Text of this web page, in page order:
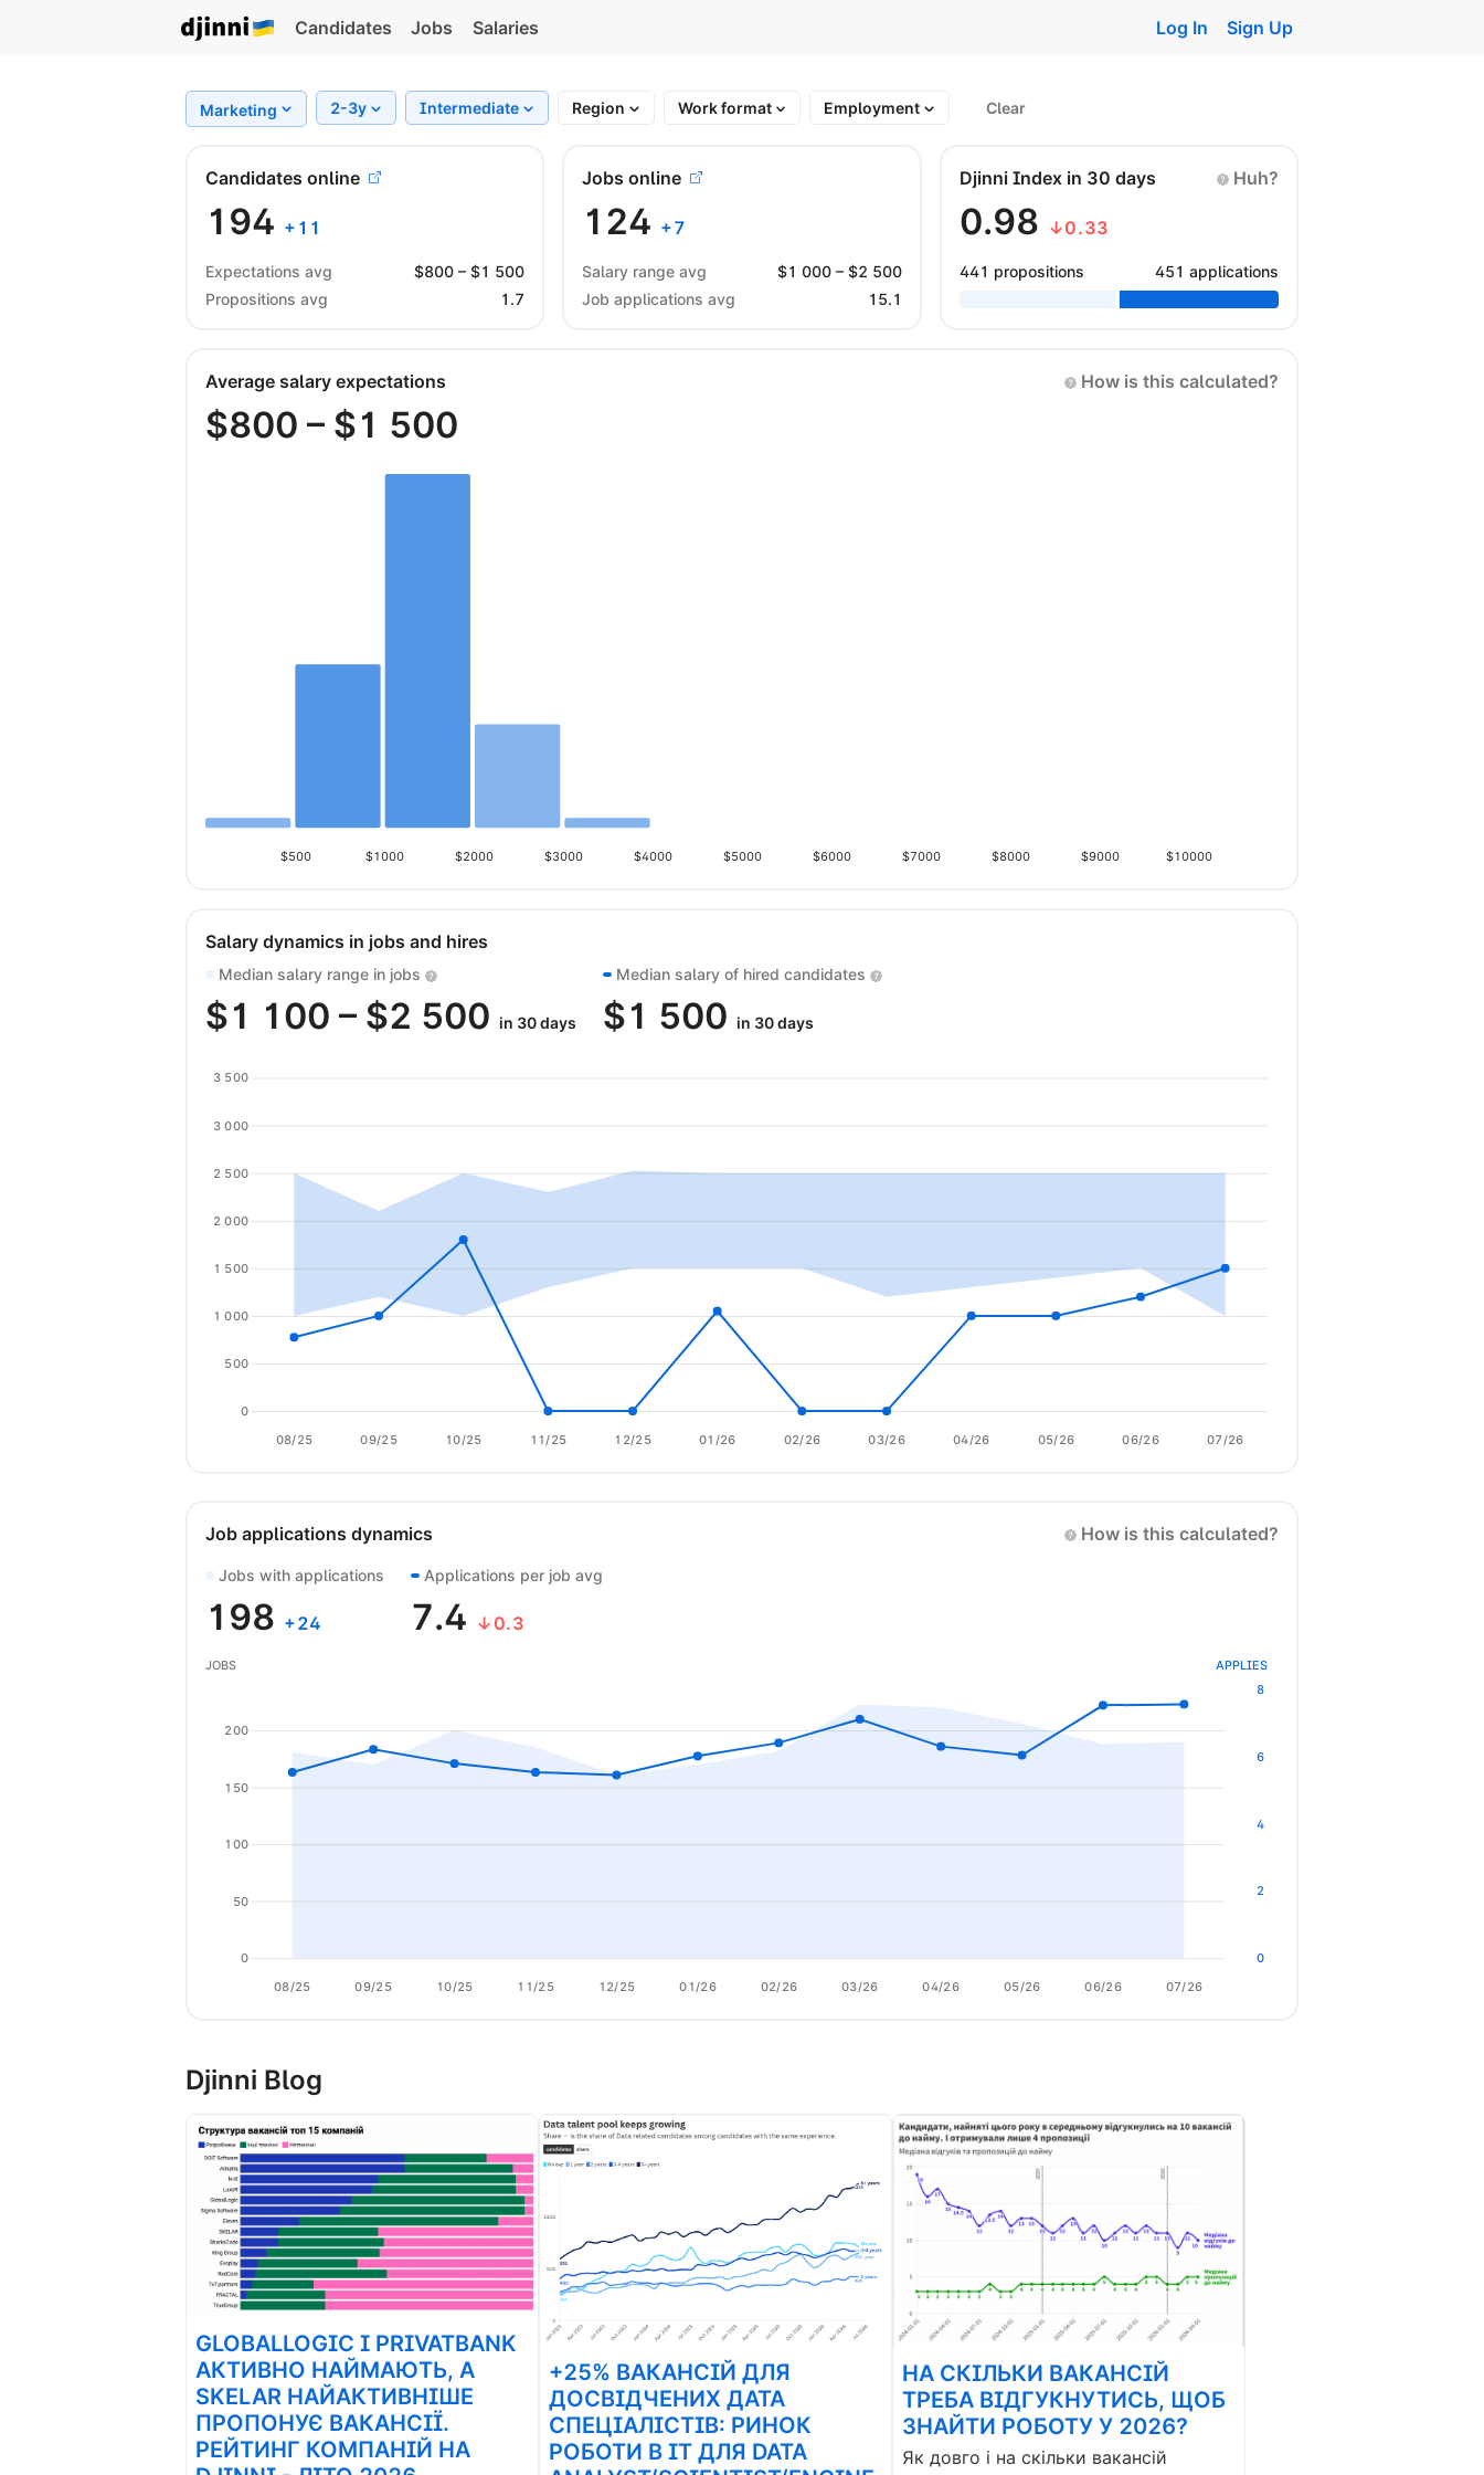
Candidates Jobs Salaries Log In Sign Up
Marketing 2-3y Intermediate Region Work format Employment Clear
Candidates online
194 + 11
Expectations avg $800 – $1 500
Propositions avg
1.7
Jobs online
124 +7
Salary range avg $1 000– $2 500
Job applications avg
15.1
Djinni Index in 30 days Huh?
0.98 ↓0.33
441 propositions 451 applications
Average salary expectations How is this calculated?
$800 – $1 500
$500 $1000 $2000 $3000 $4000 $5000 $6000 $7000 $8000 $9000 $10000
Salary dynamics in jobs and hires
Median salary range in jobs
$1 100 – $2 500 in 30 days
Median salary of hired candidates
$1 500 in 30 days
08/25 09/25 10/25 11/25 12/25 01/26 02/26 03/26 04/26 05/26 06/26 07/26
0
500
1 000
1 500
2 000
2 500
3 000
3 500
Job applications dynamics How is this calculated?
Jobs with applications
198 +24
Applications per job avg
7.4 ↓0.3
08/25 09/25 10/25 11/25 12/25 01/26 02/26 03/26 04/26 05/26 06/26 07/26
0
50
100
150
200
0
2
4
6
8
JOBS APPLIES
Djinni Blog
GLOBALLOGIC І PRIVATBANK
АКТИВНО НАЙМАЮТЬ, А
SKELAR НАЙАКТИВНІШЕ
ПРОПОНУЄ ВАКАНСІЇ.
РЕЙТИНГ КОМПАНІЙ НА
+25% ВАКАНСІЙ ДЛЯ
ДОСВІДЧЕНИХ ДАТА
СПЕЦІАЛІСТІВ: РИНОК
РОБОТИ В ІТ ДЛЯ DATA
НА СКІЛЬКИ ВАКАНСІЙ
ТРЕБА ВІДГУКНУТИСЬ, ЩОБ
ЗНАЙТИ РОБОТУ У 2026?
Як довго і на скільки вакансій